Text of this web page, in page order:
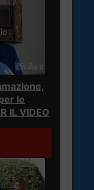
le
IL VIDEO